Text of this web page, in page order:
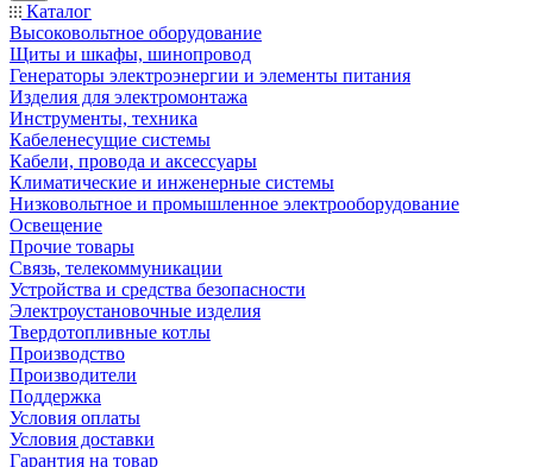
Каталог
Высоковольтное оборудование
Щиты и шкафы, шинопровод
Генераторы электроэнергии и элементы питания
Изделия для электромонтажа
Инструменты, техника
Кабеленесущие системы
Кабели, провода и аксессуары
Климатические и инженерные системы
Низковольтное и промышленное электрооборудование
Освещение
Прочие товары
Связь, телекоммуникации
Устройства и средства безопасности
Электроустановочные изделия
Твердотопливные котлы
Производство
Производители
Поддержка
Условия оплаты
Условия доставки
Гарантия на товар